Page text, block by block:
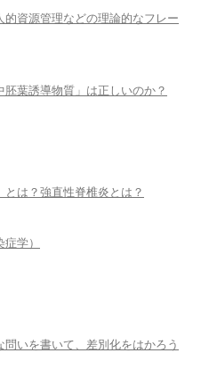
資源管理などの理論的なフレー
葉誘導物質」は正しいのか？
は？強直性脊椎炎とは？
学）
いを書いて、差別化をはかろう